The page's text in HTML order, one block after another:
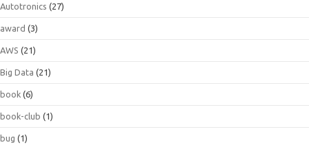
Autotronics (27)
award (3)
AWS (21)
Big Data (21)
book (6)
book-club (1)
bug (1)